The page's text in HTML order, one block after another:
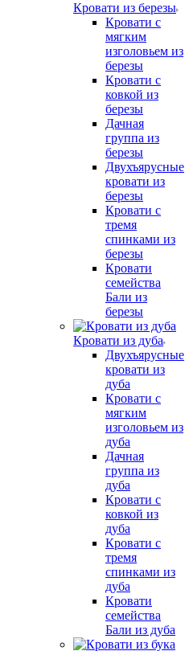
Кровати из березы
Кровати с
мягким
изголовьем из
березы
Кровати с
ковкой из
березы
Дачная
группа из
березы
Двухъярусные
кровати из
березы
Кровати с
тремя
спинками из
березы
Кровати
семейства
Бали из
березы
Кровати из дуба
Двухъярусные
кровати из
дуба
Кровати с
мягким
изголовьем из
дуба
Дачная
группа из
дуба
Кровати с
ковкой из
дуба
Кровати с
тремя
спинками из
дуба
Кровати
семейства
Бали из дуба